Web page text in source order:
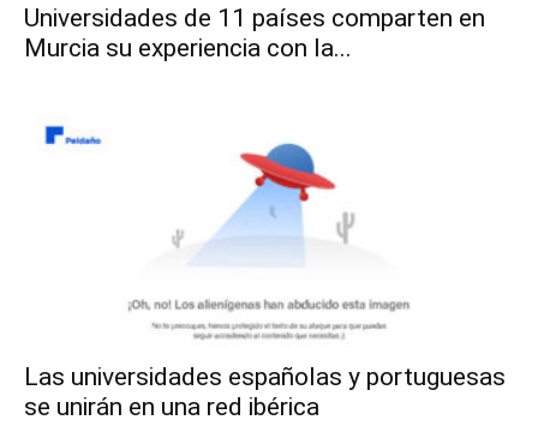
Universidades de 11 países comparten en
Murcia su experiencia con la...
Las universidades españolas y portuguesas
se unirán en una red ibérica